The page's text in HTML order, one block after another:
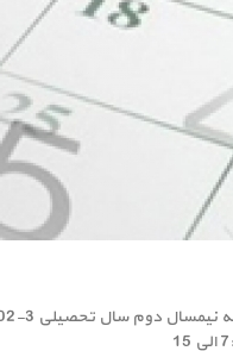
دوم سال تحصیلی 3-1402